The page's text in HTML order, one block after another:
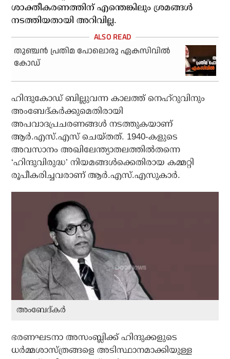
ശാക്തീകരണത്തിന് എന്തെങ്കിലും ശ്രമങ്ങള്‍
നടത്തിയതായി അറിവില്ല.
തുഞ്ചന്‍ പ്രതിമ പോലൊരു ഏകസിവില്‍
കോഡ്
ഹിന്ദുകോഡ് ബില്ലുവന്ന കാലത്ത് നെഹ്റുവിനും
അംബേദ്കര്‍ക്കുമെതിരായി
അപവാദപ്രചരണങ്ങള്‍ നടത്തുകയാണ്
ആര്‍.എസ്.എസ് ചെയ്തത്. 1940-കളുടെ
അവസാനം അഖിലേന്ത്യാതലത്തില്‍തന്നെ
‘ഹിന്ദുവിരുദ്ധ’ നിയമങ്ങള്‍ക്കെതിരായ കമ്മറ്റി
രൂപീകരിച്ചവരാണ് ആര്‍.എസ്.എസുകാര്‍.
അംബേദ്കര്‍
ഭരണഘടനാ അസംബ്ലിക്ക് ഹിന്ദുക്കളുടെ
ധര്‍മ്മശാസ്ത്രങ്ങളെ അടിസ്ഥാനമാക്കിയുള്ള